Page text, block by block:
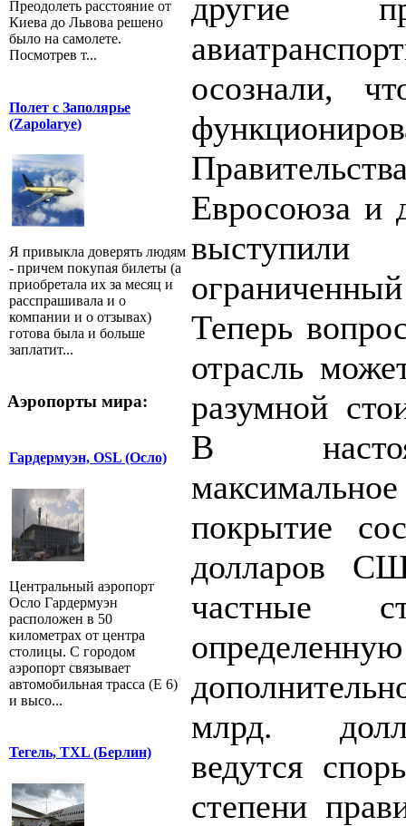
Преодолеть расстояние от
Киева до Львова решено
было на самолете.
Посмотрев т...
Полет с Заполярье
(Zapolarye)
Я привыкла доверять людям
- причем покупая билеты (а
приобретала их за месяц и
расспрашивала и о
компании и о отзывах)
готова была и больше
заплатит...
Аэропорты мира:
Гардермуэн, OSL (Осло)
Центральный аэропорт
Осло Гардермуэн
расположен в 50
километрах от центра
столицы. С городом
аэропорт связывает
автомобильная трасса (E 6)
и высо...
Тегель, TXL (Берлин)
другие
осознали,
Евросоюза и
Теперь
отрасль
разумной
В
покрытие
долларов
частные
млрд.
ведутся
степени